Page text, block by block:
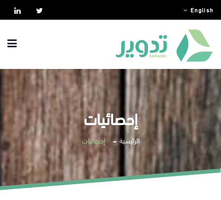
English
إحصائيات
الرئيسية إحصائيات